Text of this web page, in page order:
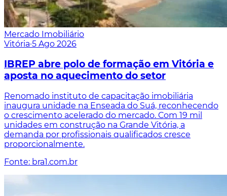
Mercado Imobiliário
Vitória·5 Ago 2026
IBREP abre polo de formação em Vitória e
aposta no aquecimento do setor
Renomado instituto de capacitação imobiliária
inaugura unidade na Enseada do Suá, reconhecendo
o crescimento acelerado do mercado. Com 19 mil
unidades em construção na Grande Vitória, a
demanda por profissionais qualificados cresce
proporcionalmente.
Fonte: bra1.com.br